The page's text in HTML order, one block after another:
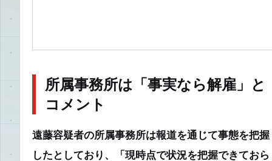
所属事務所は「事実なら解雇」と
コメント
遠藤容疑者の所属事務所は報道を通じて事態を把握
したとしており、「現時点で状況を把握できておら